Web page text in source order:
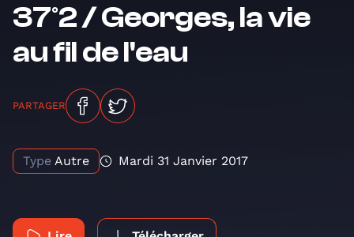
37°2 / Georges, la vie
au fil de l'eau
PARTAGER
Type Autre Mardi 31 Janvier 2017